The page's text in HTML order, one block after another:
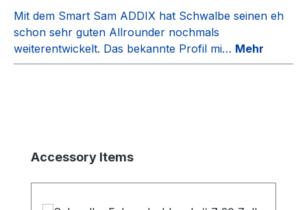
Mit dem Smart Sam ADDIX hat Schwalbe seinen eh
schon sehr guten Allrounder nochmals
weiterentwickelt. Das bekannte Profil mi… Mehr
Produktgalerie überspringen
Accessory Items